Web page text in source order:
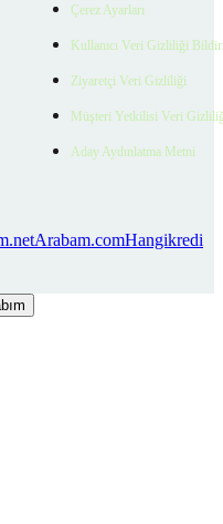
Çerez Ayarları
Kullanıcı Veri Gizliliği
Ziyaretçi Veri Gizliliği
Müşteri Yetkilisi Veri
Aday Aydınlatma Metni
Arabam.comHangikredi